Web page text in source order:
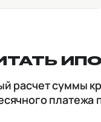
расчет суммы
платежа